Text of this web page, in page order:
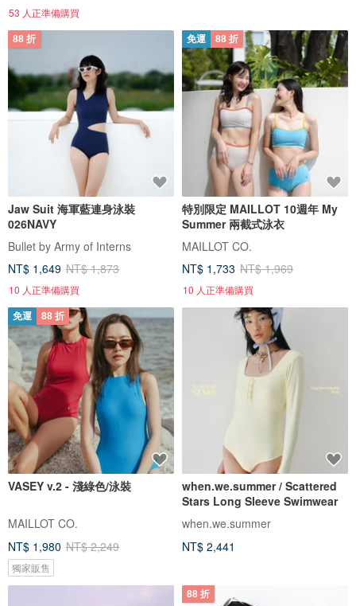
53 人正準備購買
88 折
Jaw Suit 海軍藍連身泳裝
026NAVY
Bullet by Army of Interns
NT$ 1,649 NT$ 1,873
10 人正準備購買
免運 88 折
特別限定 MAILLOT 10週年 My
Summer 兩截式泳衣
MAILLOT CO.
NT$ 1,733 NT$ 1,969
10 人正準備購買
免運 88 折
VASEY v.2 - 淺綠色/泳裝
MAILLOT CO.
NT$ 1,980 NT$ 2,249
獨家販售
when.we.summer / Scattered
Stars Long Sleeve Swimwear
when.we.summer
NT$ 2,441
88 折